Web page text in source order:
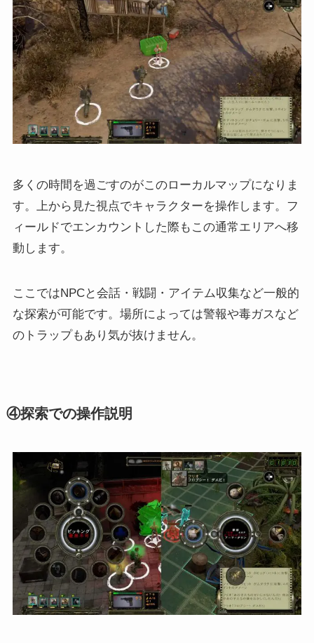
多くの時間を過ごすのがこのローカルマップになりま
す。上から見た視点でキャラクターを操作します。フ
ィールドでエンカウントした際もこの通常エリアへ移
動します。
ここではNPCと会話・戦闘・アイテム収集など一般的
な探索が可能です。場所によっては警報や毒ガスなど
のトラップもあり気が抜けません。
④探索での操作説明